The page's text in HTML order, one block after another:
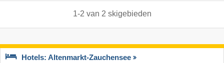
1-2 van 2 skigebieden
Hotels: Altenmarkt-Zauchensee